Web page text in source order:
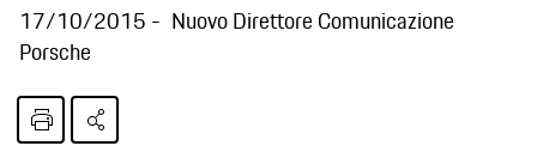
17/10/2015
Nuovo Direttore Comunicazione
Porsche